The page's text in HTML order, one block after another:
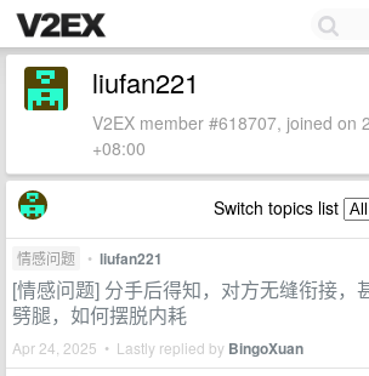
liufan221
V2EX member #618707, joined on
+08:00
Switch topics list
情感问题 • liufan221
[情感问题] 分手后得知，对方无缝衔接，
劈腿，如何摆脱内耗
Apr 24, 2025 • Lastly replied by BingoXuan